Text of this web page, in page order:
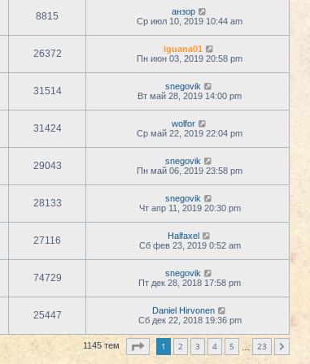
8815
анзор
Ср июл 10, 2019 10:44 am
26372
iguana01
Пн июн 03, 2019 20:58 pm
31514
snegovik
Вт май 28, 2019 14:00 pm
31424
wolfor
Ср май 22, 2019 22:04 pm
29043
snegovik
Пн май 06, 2019 23:58 pm
28133
snegovik
Чт апр 11, 2019 20:30 pm
27116
Halfaxel
Сб фев 23, 2019 0:52 am
74729
snegovik
Пт дек 28, 2018 17:58 pm
25447
Daniel Hirvonen
Сб дек 22, 2018 19:36 pm
1145 тем Страница из23
1 2 3 4 5 23